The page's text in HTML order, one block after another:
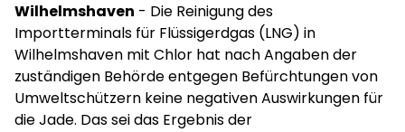
Wilhelmshaven - Die Reinigung des
Importterminals für Flüssigerdgas (LNG) in
Wilhelmshaven mit Chlor hat nach Angaben der
zuständigen Behörde entgegen Befürchtungen von
Umweltschützern keine negativen Auswirkungen für
die Jade. Das sei das Ergebnis der